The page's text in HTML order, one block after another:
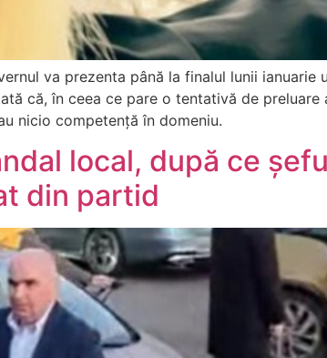
va prezenta până la finalul lunii ianuarie
că, în ceea ce pare o tentativă de preluare
nicio competență în domeniu.
local, după ce
din partid